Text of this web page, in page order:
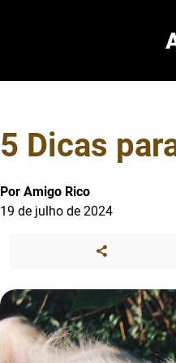
5 Dicas
Por Amigo Rico
19 de julho de 2024